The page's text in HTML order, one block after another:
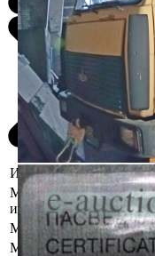
Информация о
Местоположение
имущества
Марка
МАЗ
Модель
5337